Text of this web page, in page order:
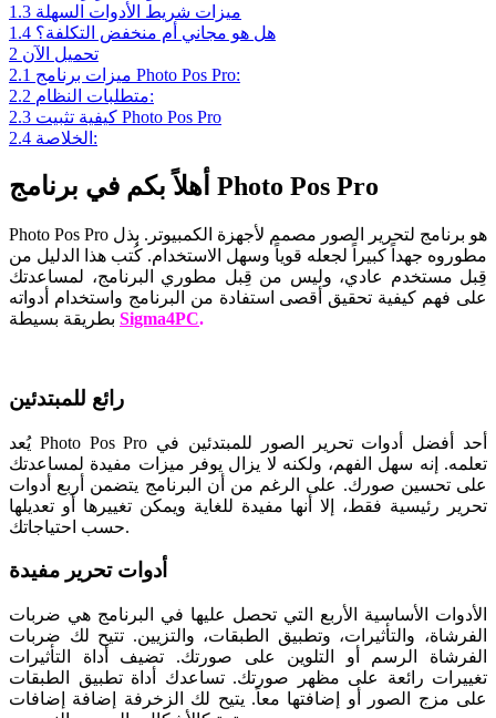
1.3 ميزات شريط الأدوات السهلة
1.4 هل هو مجاني أم منخفض التكلفة؟
2 تحميل الآن
2.1
ميزات برنامج Photo Pos Pro:
2.2
متطلبات النظام:
2.3
كيفية تثبيت Photo Pos Pro
2.4
الخلاصة:
أهلاً بكم في برنامج Photo Pos Pro
Photo Pos Pro هو برنامج لتحرير الصور مصمم لأجهزة الكمبيوتر. بذل
مطوروه جهداً كبيراً لجعله قوياً وسهل الاستخدام. كُتب هذا الدليل من
قِبل مستخدم عادي، وليس من قِبل مطوري البرنامج، لمساعدتك
على فهم كيفية تحقيق أقصى استفادة من البرنامج واستخدام أدواته
Sigma4PC.
رائع للمبتدئين
يُعد Photo Pos Pro أحد أفضل أدوات تحرير الصور للمبتدئين في
تعلمه. إنه سهل الفهم، ولكنه لا يزال يوفر ميزات مفيدة لمساعدتك
على تحسين صورك. على الرغم من أن البرنامج يتضمن أربع أدوات
تحرير رئيسية فقط، إلا أنها مفيدة للغاية ويمكن تغييرها أو تعديلها
حسب احتياجاتك.
أدوات تحرير مفيدة
الأدوات الأساسية الأربع التي تحصل عليها في البرنامج هي ضربات
الفرشاة، والتأثيرات، وتطبيق الطبقات، والتزيين. تتيح لك ضربات
الفرشاة الرسم أو التلوين على صورتك. تضيف أداة التأثيرات
تغييرات رائعة على مظهر صورتك. تساعدك أداة تطبيق الطبقات
على مزج الصور أو إضافتها معاً. يتيح لك الزخرفة إضافة إضافات